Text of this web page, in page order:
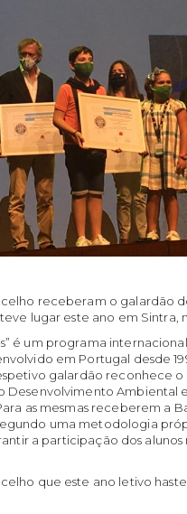
receberam o galardão
lugar este ano em Sintra,
é um programa
em Portugal desde
galardão reconhece
Desenvolvimento Ambiental
as mesmas receberem a
uma metodologia
a participação dos
que este ano letivo